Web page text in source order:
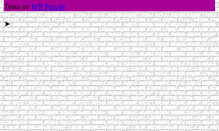
Тема от WP Puzzle
➤